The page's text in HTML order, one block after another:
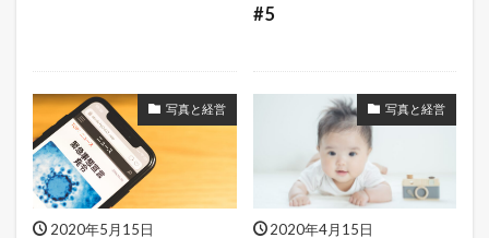
#5
写真と経営
2020年5月15日
写真と経営
2020年4月15日